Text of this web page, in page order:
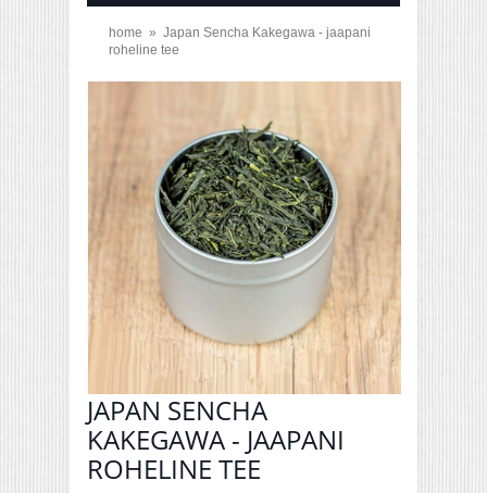
home » Japan Sencha Kakegawa - jaapani
roheline tee
JAPAN SENCHA
KAKEGAWA - JAAPANI
ROHELINE TEE